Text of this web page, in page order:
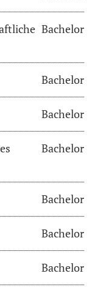
Bachelor
Bachelor
Bachelor
Bachelor
Bachelor
Bachelor
Bachelor